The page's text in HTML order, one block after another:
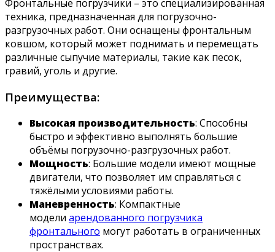
Фронтальные погрузчики – это специализированная
техника, предназначенная для погрузочно-
разгрузочных работ. Они оснащены фронтальным
ковшом, который может поднимать и перемещать
различные сыпучие материалы, такие как песок,
гравий, уголь и другие.
Преимущества:
Высокая производительность: Способны
быстро и эффективно выполнять большие
объёмы погрузочно-разгрузочных работ.
Мощность: Большие модели имеют мощные
двигатели, что позволяет им справляться с
тяжёлыми условиями работы.
Маневренность: Компактные
модели арендованного погрузчика
фронтального могут работать в ограниченных
пространствах.